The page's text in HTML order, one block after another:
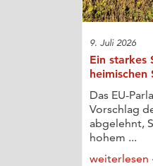
9. Juli 2026
Ein starkes
heimischen
Das EU-
Vorschlag
abgelehnt,
hohem ...
weiterlesen